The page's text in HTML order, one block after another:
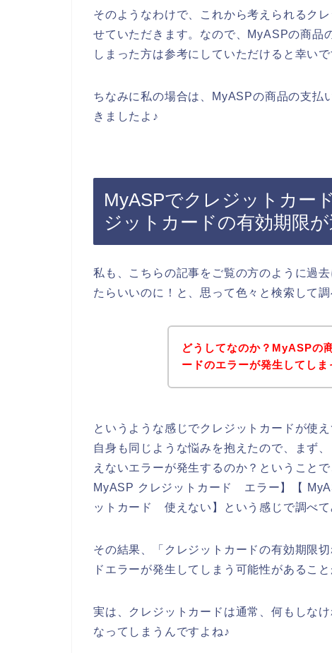
そのようなわけで、これから考えられるク
せていただきます。なので、MyASPの商品
しまった方は参考にしていただけると幸いで
ちなみに私の場合は、MyASPの商品の支払
きましたよ♪
MyASPでクレジットカー
ジットカードの有効期限が
私も、こちらの記事をご覧の方のように過
たらいいのに！と、思って色々と検索して
どうしてなのか？MyASPの
ードのエラーが発生してしま
というような感じでクレジットカードが使
自身も同じような悩みを抱えたので、まず
えないエラーが発生するのか？ということ
MyASP クレジットカード エラー】【
ットカード 使えない】という感じで調べて
その結果、「クレジットカードの有効期限
ドエラーが発生してしまう可能性があること
実は、クレジットカードは通常、何もしな
なってしまうんですよね♪